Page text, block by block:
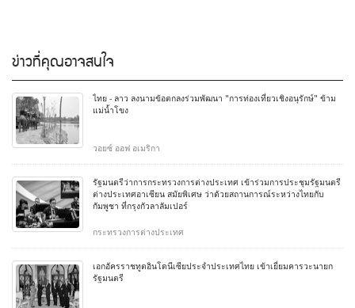
ข่าวที่คุณอาจสนใจ
ไทย - ลาว ลงนามข้อตกลงร่วมพัฒนา "การท่องเที่ยวเชิงอนุรักษ์" ข้าม
แม่น้ำโขง
วอยซ์ ออฟ อเมริกา
รัฐมนตรีว่าการกระทรวงการต่างประเทศ เข้าร่วมการประชุมรัฐมนตรี
ต่างประเทศอาเซียน สมัยพิเศษ ว่าด้วยสถานการณ์ระหว่างไทยกับ
กัมพูชา ที่กรุงกัวลาลัมเปอร์
กระทรวงการต่างประเทศ
เอกอัครราชทูตอินโดนีเซียประจำประเทศไทย เข้าเยี่ยมคารวะนายก
รัฐมนตรี